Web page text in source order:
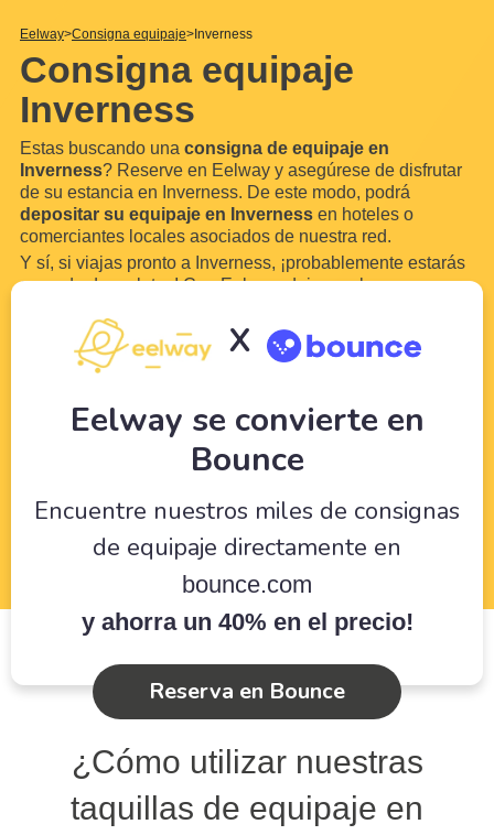
Eelway Consigna equipaje Inverness
Consigna equipaje
Inverness
Estas buscando una consigna de equipaje en
Inverness? Reserve en Eelway y asegúrese de disfrutar
de su estancia en Inverness. De este modo, podrá
depositar su equipaje en Inverness en hoteles o
comerciantes locales asociados de nuestra red.
Y sí, si viajas pronto a Inverness, ¡probablemente estarás
cargada de maletas! Con Eelway, deja que los
disfrutas de tu visita a Inverness. Nuestro servicio está
abierto lossiete días de la semanay ...Leer más
X
Eelway se convierte en
Bounce
Encuentre nuestros miles de consignas
de equipaje directamente en
bounce.com
y ahorra un 40% en el precio!
Reserva en Bounce
¿Cómo utilizar nuestras
taquillas de equipaje en